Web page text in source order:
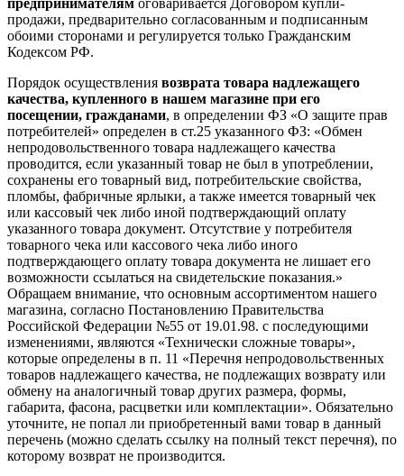
предпринимателям оговаривается Договором купли-
продажи, предварительно согласованным и подписанным
обоими сторонами и регулируется только Гражданским
Кодексом РФ.
Порядок осуществления возврата товара надлежащего
качества, купленного в нашем магазине при его
посещении, гражданами, в определении ФЗ «О защите прав
потребителей» определен в ст.25 указанного ФЗ: «Обмен
непродовольственного товара надлежащего качества
проводится, если указанный товар не был в употреблении,
сохранены его товарный вид, потребительские свойства,
пломбы, фабричные ярлыки, а также имеется товарный чек
или кассовый чек либо иной подтверждающий оплату
указанного товара документ. Отсутствие у потребителя
товарного чека или кассового чека либо иного
подтверждающего оплату товара документа не лишает его
возможности ссылаться на свидетельские показания.»
Обращаем внимание, что основным ассортиментом нашего
магазина, согласно Постановлению Правительства
Российской Федерации №55 от 19.01.98. с последующими
изменениями, являются «Технически сложные товары»,
которые определены в п. 11 «Перечня непродовольственных
товаров надлежащего качества, не подлежащих возврату или
обмену на аналогичный товар других размера, формы,
габарита, фасона, расцветки или комплектации». Обязательно
уточните, не попал ли приобретенный вами товар в данный
перечень (можно сделать ссылку на полный текст перечня), по
которому возврат не производится.